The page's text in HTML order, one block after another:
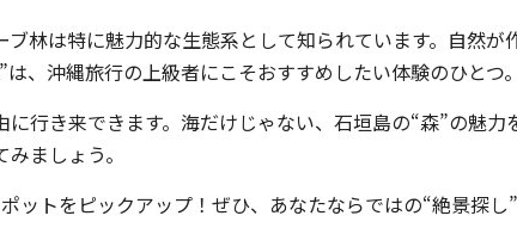
林は特に魅力的な生態系として知られています。自然が
、沖縄旅行の上級者にこそおすすめしたい体験のひとつ。
行き来できます。海だけじゃない、石垣島の“森”の魅力
ましょう。
ットをピックアップ！ぜひ、あなたならではの“絶景探し